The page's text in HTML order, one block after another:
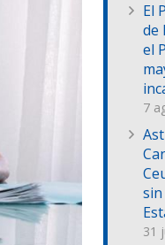
El
de
el
7
31